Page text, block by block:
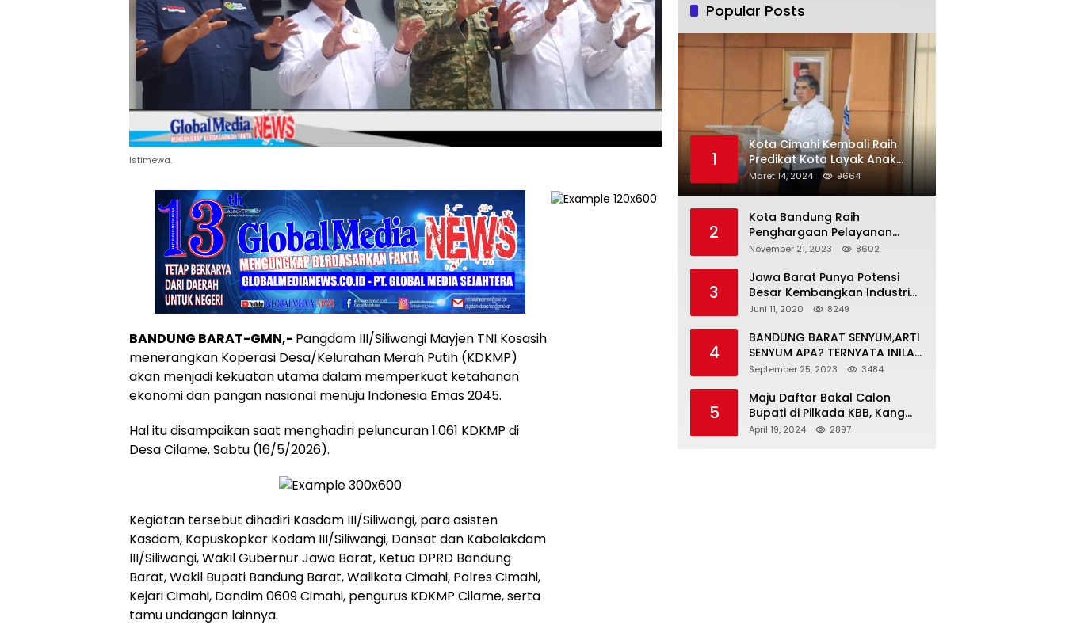
Istimewa.
BANDUNG BARAT-GMN,- Pangdam III/Siliwangi Mayjen TNI Kosasih
menerangkan Koperasi Desa/Kelurahan Merah Putih (KDKMP)
akan menjadi kekuatan utama dalam memperkuat ketahanan
ekonomi dan pangan nasional menuju Indonesia Emas 2045.
Hal itu disampaikan saat menghadiri peluncuran 1.061 KDKMP di
Desa Cilame, Sabtu (16/5/2026).
Kegiatan tersebut dihadiri Kasdam III/Siliwangi, para asisten
Kasdam, Kapuskopkar Kodam III/Siliwangi, Dansat dan Kabalakdam
III/Siliwangi, Wakil Gubernur Jawa Barat, Ketua DPRD Bandung
Barat, Wakil Bupati Bandung Barat, Walikota Cimahi, Polres Cimahi,
Kejari Cimahi, Dandim 0609 Cimahi, pengurus KDKMP Cilame, serta
tamu undangan lainnya.
Popular Posts
1
Kota Cimahi Kembali Raih
Predikat Kota Layak Anak
2024
Maret 14, 2024 9664
2
Kota Bandung Raih
Penghargaan Pelayanan
Publik Terbaik Tahun 2023
November 21, 2023 8602
3
Jawa Barat Punya Potensi
Besar Kembangkan Industri
Kreatif di Era Normal Baru
Juni 11, 2020 8249
4
BANDUNG BARAT SENYUM,ARTI
SENYUM APA? TERNYATA INILAH
SINGKATAN DAN MAKNANYA
September 25, 2023 3484
5
Maju Daftar Bakal Calon
Bupati di Pilkada KBB, Kang
ABR Terdepan Siap Bersaing
April 19, 2024 2897